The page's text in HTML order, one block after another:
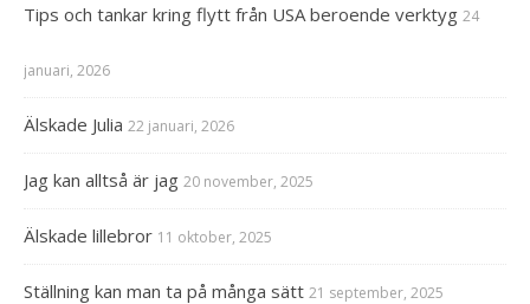
Tips och tankar kring flytt från USA beroende verktyg 24
januari, 2026
Älskade Julia 22 januari, 2026
Jag kan alltså är jag 20 november, 2025
Älskade lillebror 11 oktober, 2025
Ställning kan man ta på många sätt 21 september, 2025